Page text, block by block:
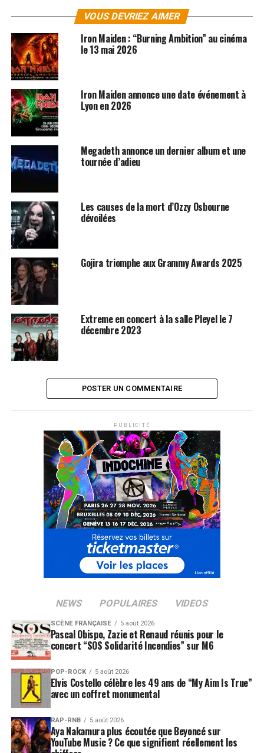
RÉSERVER VOS BILLETS
SUJETS ASSOCIÉS: BLONDIE HELLFEST
IRON MAIDEN
METALLICA
VOUS DEVRIEZ AIMER
Iron Maiden : “Burning Ambition” au cinéma
le 13 mai 2026
Iron Maiden annonce une date événement à
Lyon en 2026
Megadeth annonce un dernier album et une
tournée d’adieu
Les causes de la mort d’Ozzy Osbourne
dévoilées
Gojira triomphe aux Grammy Awards 2025
Extreme en concert à la salle Pleyel le 7
décembre 2023
POSTER UN COMMENTAIRE
PUBLICITÉ
NEWS POPULAIRES VIDEOS
SCÈNE FRANÇAISE 5 août 2026
Pascal Obispo, Zazie et Renaud réunis pour le
concert “SOS Solidarité Incendies” sur M6
POP-ROCK 5 août 2026
Elvis Costello célèbre les 49 ans de “My Aim Is True”
avec un coffret monumental
RAP-RNB 5 août 2026
Aya Nakamura plus écoutée que Beyoncé sur
YouTube Music ? Ce que signifient réellement les